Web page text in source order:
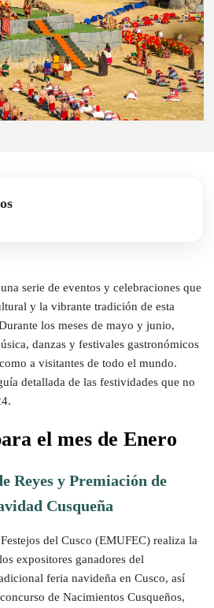
serie de eventos y celebraciones que
y la vibrante tradición de esta
los meses de mayo y junio,
danzas y festivales gastronómicos
a visitantes de todo el mundo.
detallada de las festividades que no
el mes de Enero
Reyes y Premiación de
Cusqueña
del Cusco (EMUFEC) realiza la
expositores ganadores del
feria navideña en Cusco, así
de Nacimientos Cusqueños,